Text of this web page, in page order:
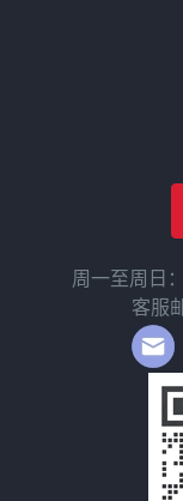
周一至周日
客服